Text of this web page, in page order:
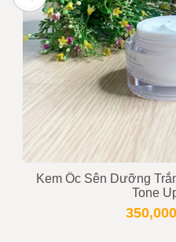
Kem Ốc Sên Dưỡng
Tone
350,000